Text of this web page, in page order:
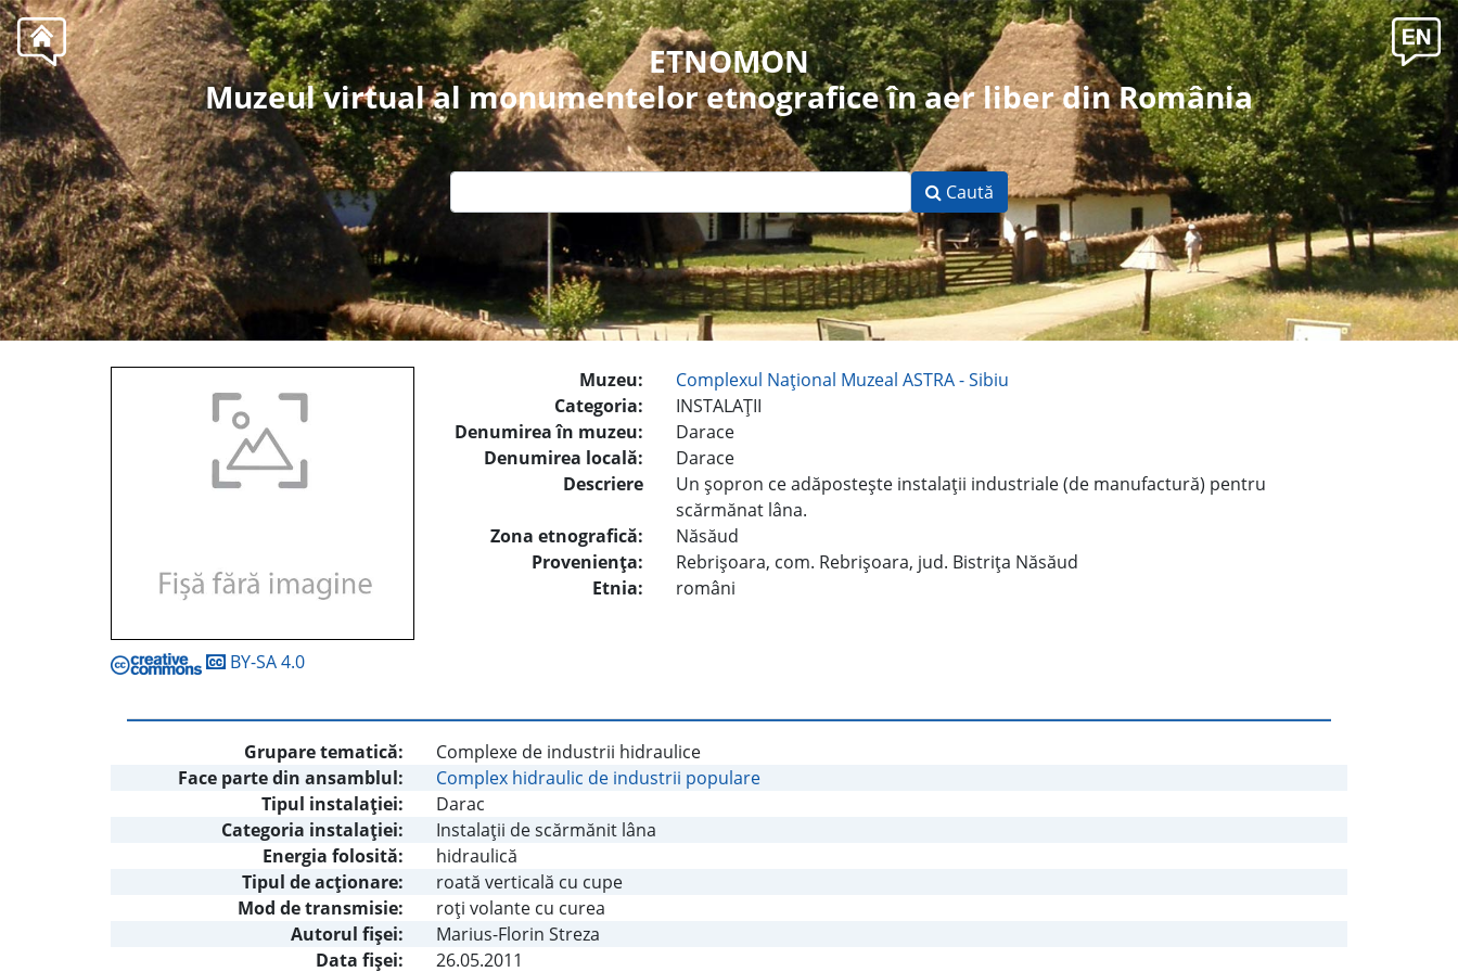
ETNOMON
Muzeul virtual al monumentelor etnografice în aer liber din România
Caută
BY-SA 4.0
Muzeu:
Complexul Naţional Muzeal ASTRA - Sibiu
Categoria:
INSTALAŢII
Denumirea în muzeu:
Darace
Denumirea locală:
Darace
Descriere
Un şopron ce adăposteşte instalaţii industriale (de manufactură) pentru
scărmănat lâna.
Zona etnografică:
Năsăud
Provenienţa:
Rebrişoara, com. Rebrişoara, jud. Bistriţa Năsăud
Etnia:
români
Grupare tematică:
Complexe de industrii hidraulice
Face parte din ansamblul:
Complex hidraulic de industrii populare
Tipul instalaţiei:
Darac
Categoria instalaţiei:
Instalaţii de scărmănit lâna
Energia folosită:
hidraulică
Tipul de acţionare:
roată verticală cu cupe
Mod de transmisie:
roţi volante cu curea
Autorul fişei:
Marius-Florin Streza
Data fișei:
26.05.2011